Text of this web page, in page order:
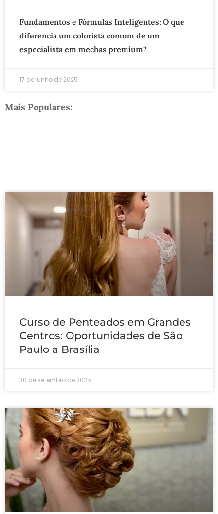
Fundamentos e Fórmulas Inteligentes: O que
diferencia um colorista comum de um
especialista em mechas premium?
17 de junho de 2025
Mais Populares:
Curso de Penteados em Grandes
Centros: Oportunidades de São
Paulo a Brasília
30 de setembro de 2025